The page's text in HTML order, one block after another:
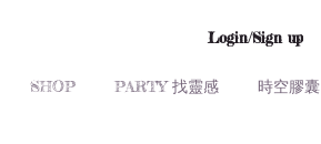
Login/Sign up
SHOP PARTY 找靈感 時空膠囊